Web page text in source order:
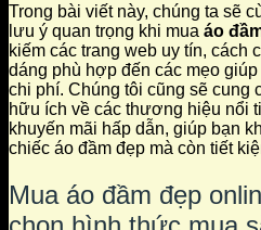
Trong bài viết này, chúng ta sẽ
lưu ý quan trọng khi mua áo
kiếm các trang web uy tín, cách
dáng phù hợp đến các mẹo
chi phí. Chúng tôi cũng sẽ cung
hữu ích về các thương hiệu nổi
khuyến mãi hấp dẫn, giúp bạn
chiếc áo đầm đẹp mà còn tiết
Mua áo đầm đẹp